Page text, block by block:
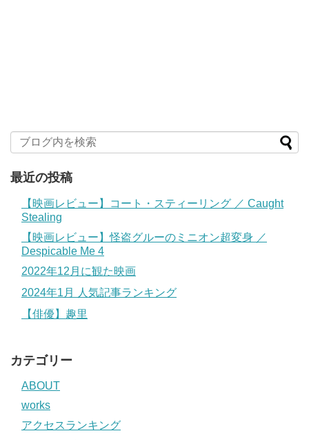
最近の投稿
【映画レビュー】コート・スティーリング ／ Caught
Stealing
【映画レビュー】怪盗グルーのミニオン超変身 ／
Despicable Me 4
2022年12月に観た映画
2024年1月 人気記事ランキング
【俳優】趣里
カテゴリー
ABOUT
works
アクセスランキング